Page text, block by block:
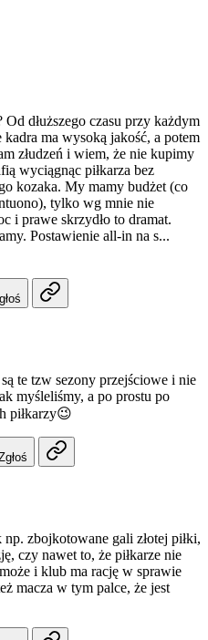
dłuższego czasu przy każdym
ma wysoką jakość, a potem
złudzeń i wiem, że nie kupimy
wyciągnąc piłkarza bez
kozaka. My mamy budżet (co
tylko wg mnie nie
i prawe skrzydło to dramat.
Postawienie all-in na s...
te tzw sezony przejściowe i nie
myśleliśmy, a po prostu po
piłkarzy😉
zbojkotowane gali złotej piłki,
czy nawet to, że piłkarze nie
i klub ma rację w sprawie
macza w tym palce, że jest